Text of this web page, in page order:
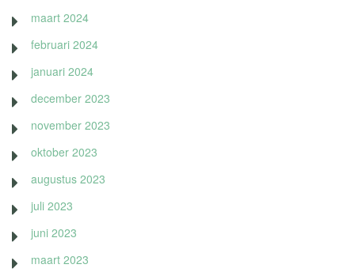
maart 2024
februari 2024
januari 2024
december 2023
november 2023
oktober 2023
augustus 2023
juli 2023
juni 2023
maart 2023